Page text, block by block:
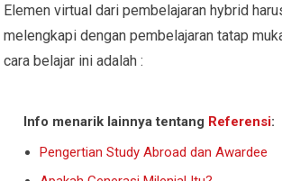
Elemen virtual dari pembelajaran hybrid
melengkapi dengan pembelajaran tatap
cara belajar ini adalah :
Info menarik lainnya tentang Referensi:
Pengertian Study Abroad dan Awardee